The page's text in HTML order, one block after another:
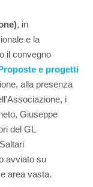
, in
e la
il convegno
e progetti
alla presenza
i
Giuseppe
del GL
avviato su
area vasta.